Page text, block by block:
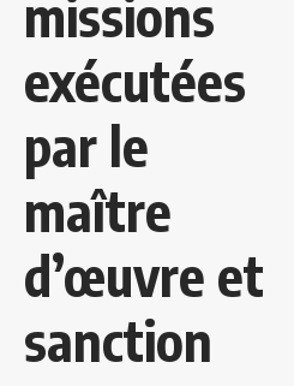
missions
exécutées
par le
maître
d’œuvre et
sanction